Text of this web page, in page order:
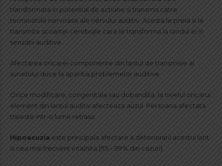
transformata in potential de actiune si transmis catre
terminatiile nervoase ale nervului auditiv. Acesta le preia si le
transmite scoartei cerebrale care le transforma la randul ei in
senzatii auditive.
Afectarea oricarei componente din lantul de transmisie al
sunetului duce la aparitia problemelor auditive.
Orice modificare, congenitala sau dobandita, la nivelul oricarui
element din lantul auditiv afecteaza auzul. Persoana afectata
traieste intr-o lume retrasa.
Hipoacuzia este principala afectare a deteriorarii acestui lant
si cea mai frecvent intalnita (95 – 99% din cazuri).